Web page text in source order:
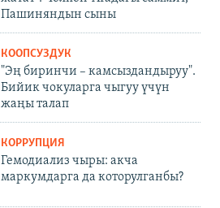
Пашиняндын сыны
КООПСУЗДУК
"Эң биринчи – камсыздандыруу".
Бийик чокуларга чыгуу үчүн
жаңы талап
КОРРУПЦИЯ
Гемодиализ чыры: акча
маркумдарга да которулганбы?